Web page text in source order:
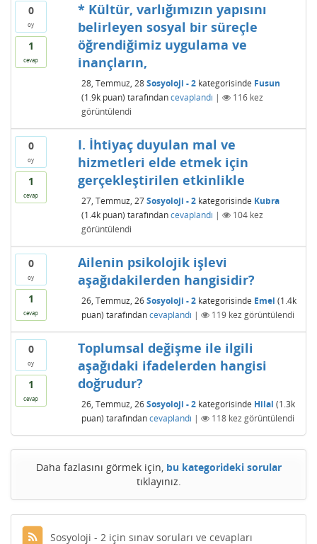
0
oy
1
cevap
* Kültür, varlığımızın yapısını
belirleyen sosyal bir süreçle
öğrendiğimiz uygulama ve
inançların,
28, Temmuz, 28 Sosyoloji - 2kategorisinde Fusun
(1.9kpuan) tarafından cevaplandı | 116kez
görüntülendi
0
oy
1
cevap
I. İhtiyaç duyulan mal ve
hizmetleri elde etmek için
gerçekleştirilen etkinlikle
27, Temmuz, 27 Sosyoloji - 2kategorisinde Kubra
(1.4kpuan) tarafından cevaplandı | 104kez
görüntülendi
0
oy
1
cevap
Ailenin psikolojik işlevi
aşağıdakilerden hangisidir?
26, Temmuz, 26 Sosyoloji - 2kategorisinde Emel (1.4k
puan) tarafından cevaplandı | 119kez görüntülendi
0
oy
1
cevap
Toplumsal değişme ile ilgili
aşağıdaki ifadelerden hangisi
doğrudur?
26, Temmuz, 26 Sosyoloji - 2kategorisinde Hilal (1.3k
puan) tarafından cevaplandı | 118kez görüntülendi
Daha fazlasını görmek için, bu kategorideki sorular
tıklayınız.
Sosyoloji - 2 için sınav soruları ve cevapları